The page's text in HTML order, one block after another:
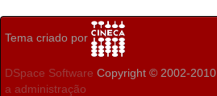
Tema criado por
DSpace Software Copyright © 2002-2010
a administração